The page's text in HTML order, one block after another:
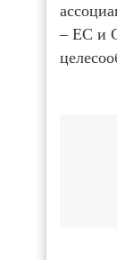
– ЕС и